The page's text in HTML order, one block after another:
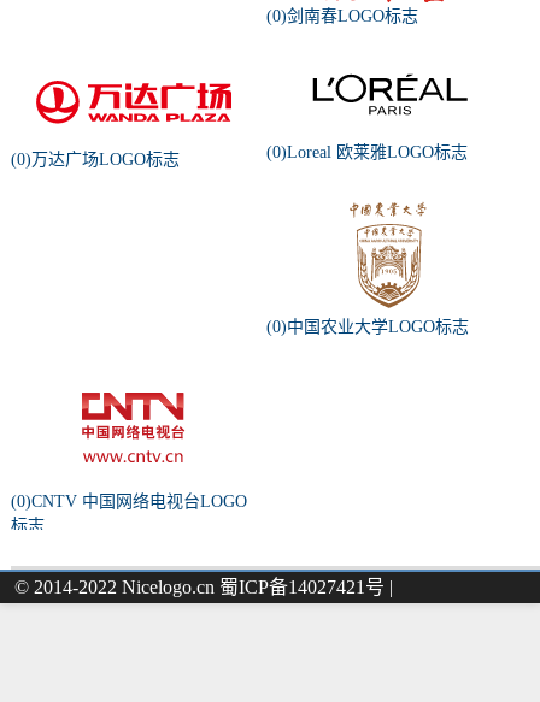
(0)剑南春LOGO标志
(0)万达广场LOGO标志 (0)Loreal 欧莱雅LOGO标志
(0)中国农业大学LOGO标志
(0)CNTV 中国网络电视台LOGO
标志
© 2014-2022 Nicelogo.cn 蜀ICP备14027421号 |